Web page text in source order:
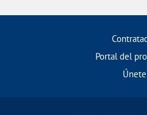
Portal del
Únete